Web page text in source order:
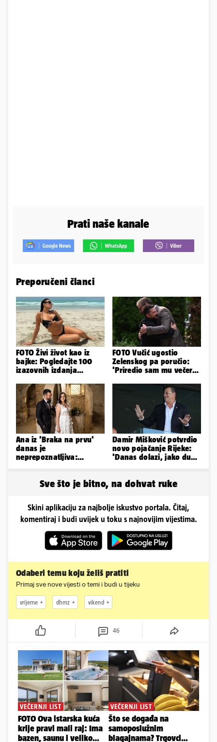
Prati naše kanale
Preporučeni članci
FOTO Živi život kao iz
bajke: Pogledajte 100
izazovnih izdanja
FOTO Vučić ugostio
Zelenskog pa poručio:
'Priredio sam mu večeru
Ana iz 'Braka na prvu'
danas je
neprepoznatljiva:
Damir Mišković potvrdio
novo pojačanje Rijeke:
'Danas dolazi, jako dugo
Sve što je bitno, na dohvat ruke
Skini aplikaciju za najbolje iskustvo portala. Čitaj,
komentiraj i budi uvijek u toku s najnovijim vijestima.
Odaberi temu koju želiš pratiti
Primaj sve nove vijesti o temi i budi u tijeku
vrijeme dhmz vikend
46